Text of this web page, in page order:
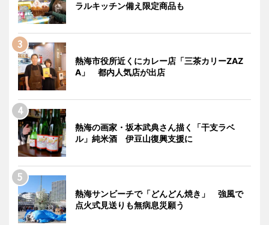
ラルキッチン備え限定商品も
熱海市役所近くにカレー店「三茶カリーZAZ
A」 都内人気店が出店
熱海の画家・坂本武典さん描く「干支ラベ
ル」純米酒 伊豆山復興支援に
熱海サンビーチで「どんどん焼き」 強風で
点火式見送りも無病息災願う